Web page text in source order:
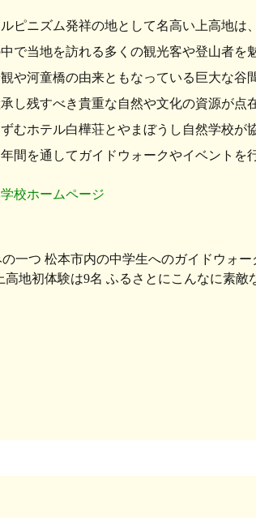
ピニズム発祥の地として名高い上高地は
で当地を訪れる多くの観光客や登山者を
や河童橋の由来ともなっている巨大な谷
し残すべき貴重な自然や文化の資源が点
むホテル白樺荘とやまぼうし自然学校が
間を通してガイドウォークやイベントを
校ホームページ
一つ 松本市内の中学生へのガイドウォ
地初体験は9名 ふるさとにこんなに素敵